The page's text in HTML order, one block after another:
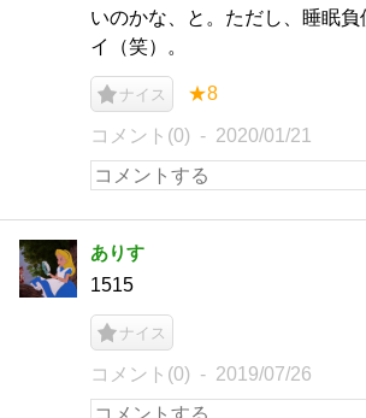
いのかな、と。ただし、睡眠負
イ（笑）。
ナイス ★8
コメント(0) 2020/01/21
ありす
1515
ナイス
コメント(0) 2019/07/26